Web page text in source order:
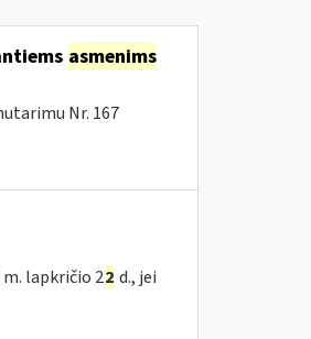
asmenims
Nr. 167
lapkričio 22 d., jei